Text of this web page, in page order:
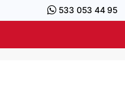
533 053 44 95